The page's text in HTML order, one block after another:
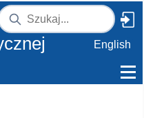
English